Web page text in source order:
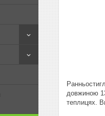
довжиною
теплицях.